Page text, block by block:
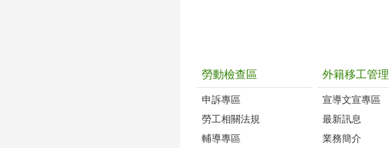
勞動檢查區
申訴專區
勞工相關法規
輔導專區
外籍移工管理
宣導文宣專區
最新訊息
業務簡介